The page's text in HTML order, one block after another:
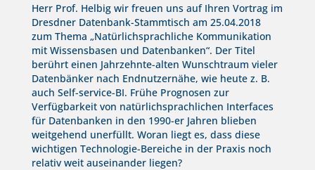
Herr Prof. Helbig wir freuen uns auf Ihren Vortrag im
Dresdner Datenbank-Stammtisch am 25.04.2018
zum Thema „Natürlichsprachliche Kommunikation
mit Wissensbasen und Datenbanken“. Der Titel
berührt einen Jahrzehnte-alten Wunschtraum vieler
Datenbänker nach Endnutzernähe, wie heute z. B.
auch Self-service-BI. Frühe Prognosen zur
Verfügbarkeit von natürlichsprachlichen Interfaces
für Datenbanken in den 1990-er Jahren blieben
weitgehend unerfüllt. Woran liegt es, dass diese
wichtigen Technologie-Bereiche in der Praxis noch
relativ weit auseinander liegen?